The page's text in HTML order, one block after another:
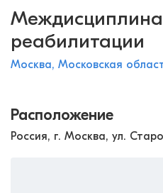
реабилитации
Москва, Московская
Расположение
Россия, г. Москва, ул.